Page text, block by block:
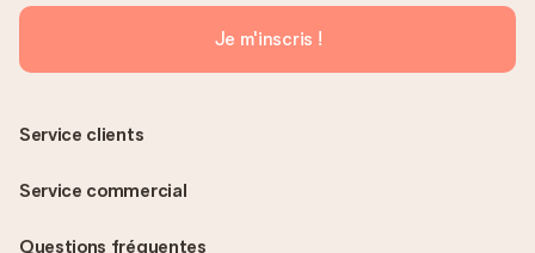
Je m'inscris !
Questions fréquentes
Service clients
Service commercial